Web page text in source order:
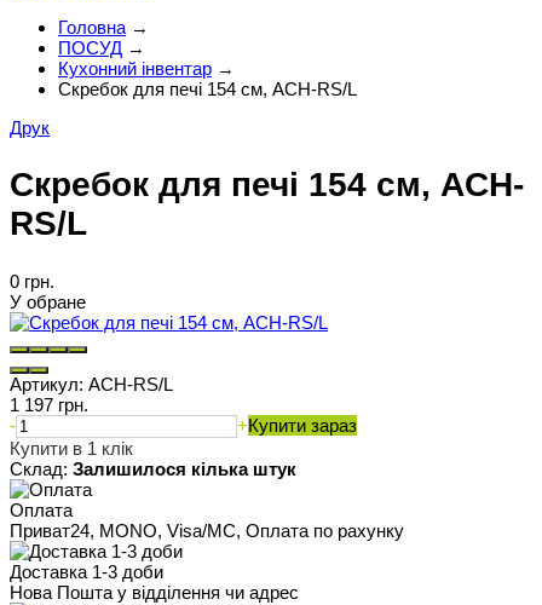
Головна →
ПОСУД →
Кухонний інвентар →
Скребок для печі 154 см, ACH-RS/L
Друк
Скребок для печі 154 см, ACH-
RS/L
0 грн.
У обране
Артикул: ACH-RS/L
1 197 грн.
-
+Купити зараз
Купити в 1 клік
Склад: Залишилося кілька штук
Оплата
Приват24, MONO, Visa/MC, Оплата по рахунку
Доставка 1-3 доби
Нова Пошта у відділення чи адрес